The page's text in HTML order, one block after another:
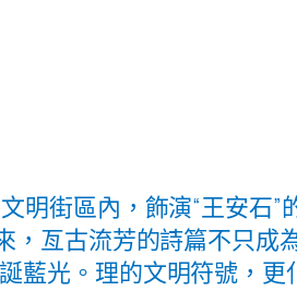
明街區內，飾演“王安石
，亙古流芳的詩篇不只
藍光。理的文明符號，